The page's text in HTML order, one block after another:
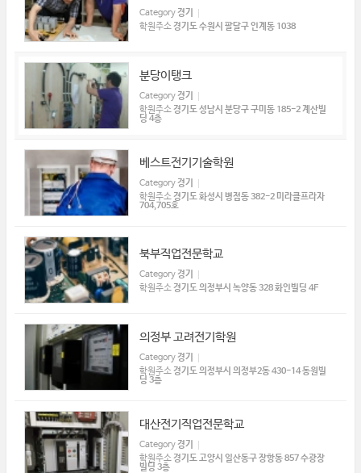
Category경기
학원주소경기도 수원시 팔달구 인계동 1038
분당이탱크
Category경기
학원주소경기도 성남시 분당구 구미동 185-2 계산빌
딩 4층
베스트전기기술학원
Category경기
학원주소경기도 화성시 병점동 382-2 미라클프라자
704,705호
북부직업전문학교
Category경기
학원주소경기도 의정부시 녹양동 328 화인빌딩 4F
의정부 고려전기학원
Category경기
학원주소경기도 의정부시 의정부2동 430-14 동원빌
딩 3층
대산전기직업전문학교
Category경기
학원주소경기도 고양시 일산동구 장항동 857 수광장
빌딩 3층